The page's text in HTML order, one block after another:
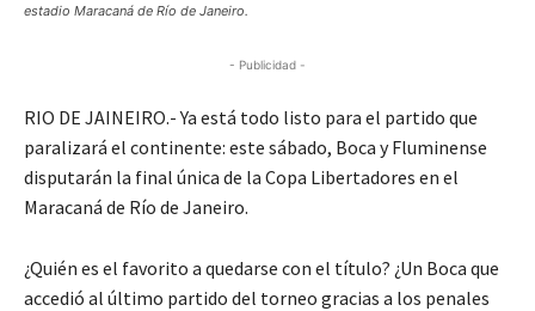
estadio Maracaná de Río de Janeiro.
- Publicidad -
RIO DE JAINEIRO.- Ya está todo listo para el partido que
paralizará el continente: este sábado, Boca y Fluminense
disputarán la final única de la Copa Libertadores en el
Maracaná de Río de Janeiro.
¿Quién es el favorito a quedarse con el título? ¿Un Boca que
accedió al último partido del torneo gracias a los penales